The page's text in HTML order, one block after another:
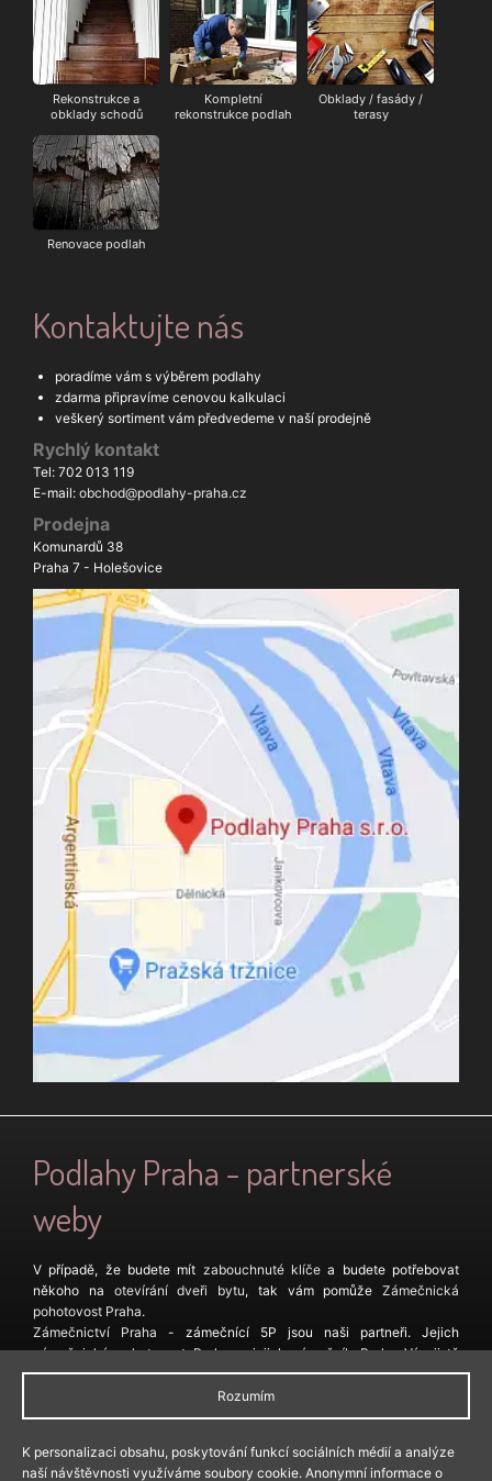
Rekonstrukce a
obklady schodů
Kompletní
rekonstrukce podlah
Obklady / fasády /
terasy
Renovace podlah
Kontaktujte nás
poradíme vám s výběrem podlahy
zdarma připravíme cenovou kalkulaci
veškerý sortiment vám předvedeme v naší prodejně
Rychlý kontakt
Tel: 702 013 119
E-mail: obchod@podlahy-praha.cz
Prodejna
Komunardů 38
Praha 7 - Holešovice
Podlahy Praha - partnerské
weby
V případě, že budete mít zabouchnuté klíče a budete potřebovat
někoho na otevírání dveři bytu, tak vám pomůže Zámečnická
pohotovost Praha.
Zámečnictví Praha - zámečnící 5P jsou naši partneři. Jejich
zámečnická pohotovost Prahaa jejichzámečník PrahaVás jistě
nezklame.
a služby s ním spojené Vám nabízí také
Zámečnictví Želivec.
zámečnická pohotovost nonstop.
Rozumím
K personalizaci obsahu, poskytování funkcí sociálních médií a analýze
naší návštěvnosti využíváme soubory cookie. Anonymní informace o